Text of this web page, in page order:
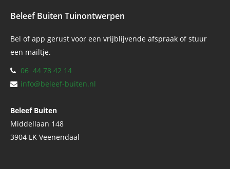
Beleef Buiten Tuinontwerpen
Bel of app gerust voor een vrijblijvende afspraak of stuur
een mailtje.
06 44 78 42 14
info@beleef-buiten.nl
Beleef Buiten
Middellaan 148
3904 LK Veenendaal